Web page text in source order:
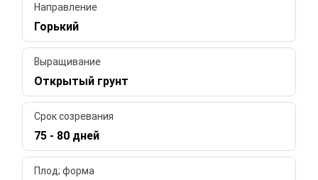
Направление
Горький
Выращивание
Открытый грунт
Срок созревания
75 - 80 дней
Плод; форма